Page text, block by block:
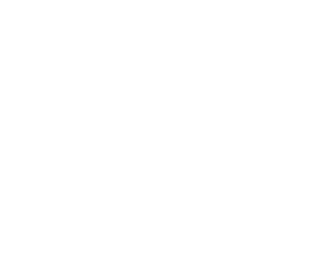
En de koning van Babel liet
streek van Hamat, ter dood
Juda uit zijn land in
Over het volk dat
Babel, in het land Juda
Gedalja, de zoon van
Toen nu de